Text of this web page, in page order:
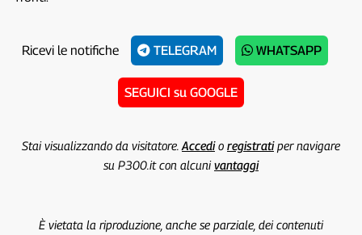
Ricevi le notifiche TELEGRAM WHATSAPP
SEGUICI su GOOGLE
Stai visualizzando da visitatore. Accedio registratiper navigare
su P300.it con alcunivantaggi
È vietata la riproduzione, anche se parziale, dei contenuti